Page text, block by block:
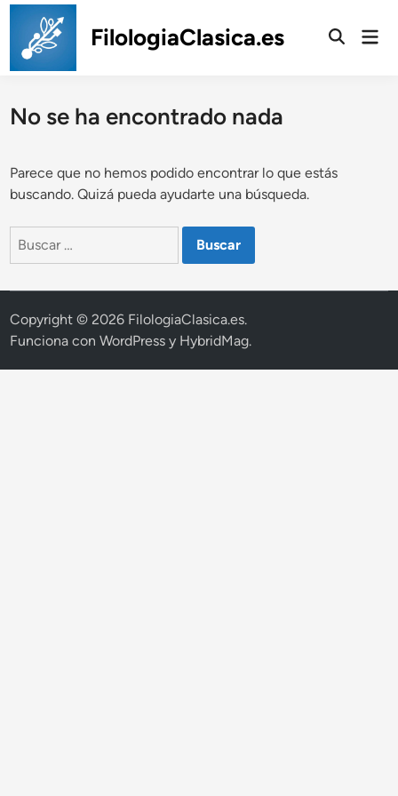
Saltar
contenido
FilologiaClasica.es
No se ha encontrado nada
Parece que no hemos podido encontrar lo que estás
buscando. Quizá pueda ayudarte una búsqueda.
Buscar:
Copyright © 2026 FilologiaClasica.es.
Funciona conWordPress y HybridMag.